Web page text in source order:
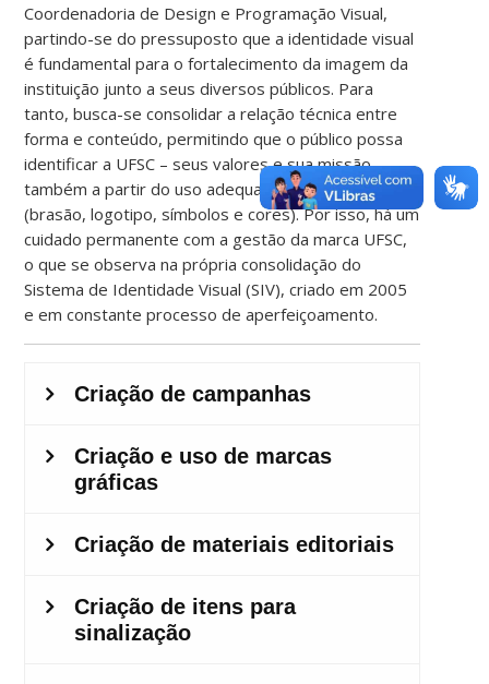
Coordenadoria de Design e Programação Visual,
partindo-se do pressuposto que a identidade visual
é fundamental para o fortalecimento da imagem da
instituição junto a seus diversos públicos. Para
tanto, busca-se consolidar a relação técnica entre
forma e conteúdo, permitindo que o público possa
identificar a UFSC – seus valores e sua missão –
também a partir do uso adequado de sua marca
(brasão, logotipo, símbolos e cores). Por isso, há um
cuidado permanente com a gestão da marca UFSC,
o que se observa na própria consolidação do
Sistema de Identidade Visual (SIV), criado em 2005
e em constante processo de aperfeiçoamento.